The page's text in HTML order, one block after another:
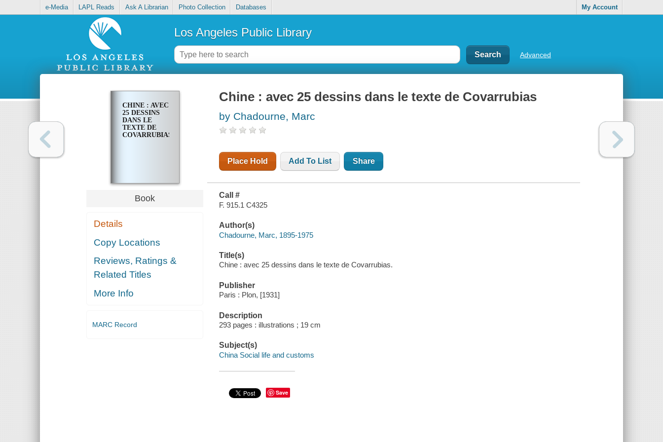
e-Media LAPL Reads Ask A Librarian Photo Collection Databases My Account
Los Angeles Public Library
Advanced
CHINE : AVEC
25 DESSINS
DANS LE
TEXTE DE
COVARRUBIAS
Book
Details
Copy Locations
Reviews, Ratings &
Related Titles
More Info
MARC Record
Chine : avec 25 dessins dans le texte de Covarrubias
by Chadourne, Marc
Place Hold Add To List Share
Call #
F. 915.1 C4325
Author(s)
Chadourne, Marc, 1895-1975
Title(s)
Chine : avec 25 dessins dans le texte de Covarrubias.
Publisher
Paris : Plon, [1931]
Description
293 pages : illustrations ; 19 cm
Subject(s)
China Social life and customs
Save